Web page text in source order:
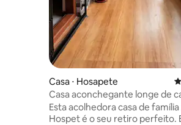
Casa ⋅ Hosapete
Casa aconchegante longe de
Esta acolhedora casa de família
Hospet é o seu retiro perfeito.